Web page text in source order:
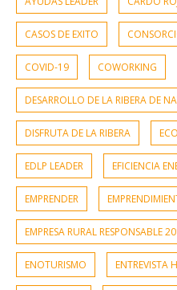
CASOS DE EXITO
COVID-19 COWORKING
DESARROLLO DE LA RIBERA DE
DISFRUTA DE LA RIBERA
EDLP LEADER EFICIENCIA
EMPRENDER
EMPRESA RURAL RESPONSABLE
ENOTURISMO ENTREVISTA